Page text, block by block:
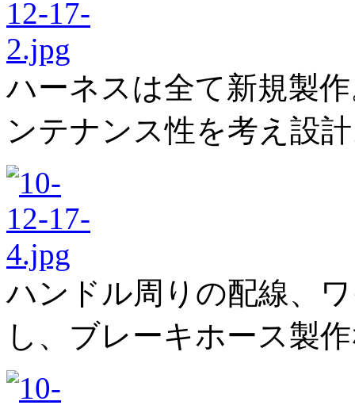
ハーネスは全て新規製
ンテナンス性を考え設
ハンドル周りの配線、
し、ブレーキホース製